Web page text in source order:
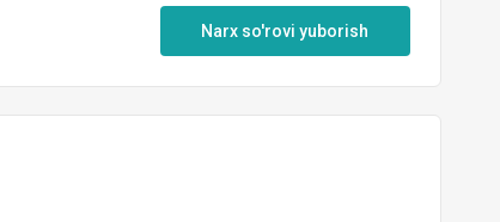
Narx so'rovi yuborish